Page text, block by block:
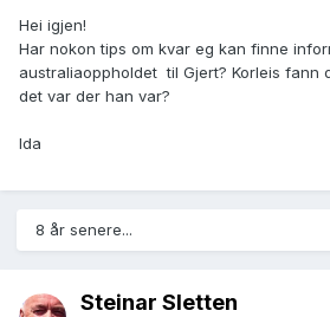
Hei igjen!
Har nokon tips om kvar eg kan finne
australiaoppholdet til Gjert? Korleis fann
det var der han var?
Ida
8 år senere...
Steinar Sletten